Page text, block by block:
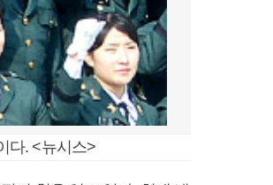
다. <뉴시스>